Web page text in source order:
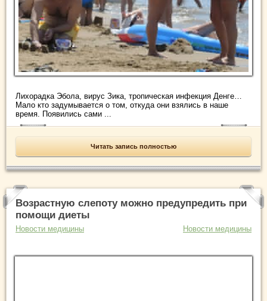
Лихорадка Эбола, вирус Зика, тропическая инфекция Денге…
Мало кто задумывается о том, откуда они взялись в наше
время. Появились сами ...
Читать запись полностью
Возрастную слепоту можно предупредить при
помощи диеты
Новости медицины Новости медицины